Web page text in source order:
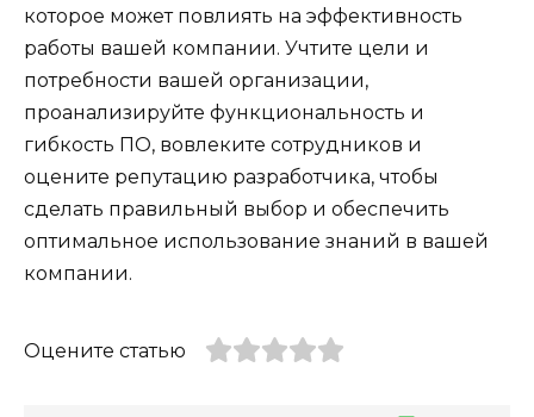
которое может повлиять на эффективность
работы вашей компании. Учтите цели и
потребности вашей организации,
проанализируйте функциональность и
гибкость ПО, вовлеките сотрудников и
оцените репутацию разработчика, чтобы
сделать правильный выбор и обеспечить
оптимальное использование знаний в вашей
компании.
Оцените статью